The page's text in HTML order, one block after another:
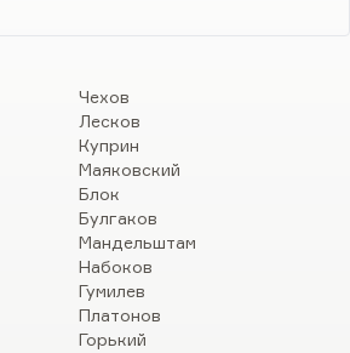
Чехов
Лесков
Куприн
Маяковский
Блок
Булгаков
Мандельштам
Набоков
Гумилев
Платонов
Горький